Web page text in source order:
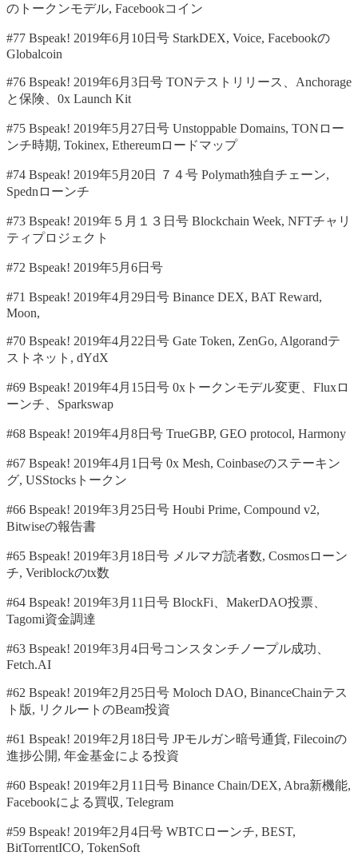
のトークンモデル, Facebookコイン
#77 Bspeak! 2019年6月10日号 StarkDEX, Voice, Facebookの
Globalcoin
#76 Bspeak! 2019年6月3日号 TONテストリリース、Anchorage
と保険、0x Launch Kit
#75 Bspeak! 2019年5月27日号 Unstoppable Domains, TONロー
ンチ時期, Tokinex, Ethereumロードマップ
#74 Bspeak! 2019年5月20日 ７４号 Polymath独自チェーン,
Spednローンチ
#73 Bspeak! 2019年５月１３日号 Blockchain Week, NFTチャリ
ティプロジェクト
#72 Bspeak! 2019年5月6日号
#71 Bspeak! 2019年4月29日号 Binance DEX, BAT Reward,
Moon,
#70 Bspeak! 2019年4月22日号 Gate Token, ZenGo, Algorandテ
ストネット, dYdX
#69 Bspeak! 2019年4月15日号 0xトークンモデル変更、Fluxロ
ーンチ、Sparkswap
#68 Bspeak! 2019年4月8日号 TrueGBP, GEO protocol, Harmony
#67 Bspeak! 2019年4月1日号 0x Mesh, Coinbaseのステーキン
グ, USStocksトークン
#66 Bspeak! 2019年3月25日号 Houbi Prime, Compound v2,
Bitwiseの報告書
#65 Bspeak! 2019年3月18日号 メルマガ読者数, Cosmosローン
チ, Veriblockのtx数
#64 Bspeak! 2019年3月11日号 BlockFi、MakerDAO投票、
Tagomi資金調達
#63 Bspeak! 2019年3月4日号コンスタンチノープル成功、
Fetch.AI
#62 Bspeak! 2019年2月25日号 Moloch DAO, BinanceChainテス
ト版, リクルートのBeam投資
#61 Bspeak! 2019年2月18日号 JPモルガン暗号通貨, Filecoinの
進捗公開, 年金基金による投資
#60 Bspeak! 2019年2月11日号 Binance Chain/DEX, Abra新機能,
Facebookによる買収, Telegram
#59 Bspeak! 2019年2月4日号 WBTCローンチ, BEST,
BitTorrentICO, TokenSoft